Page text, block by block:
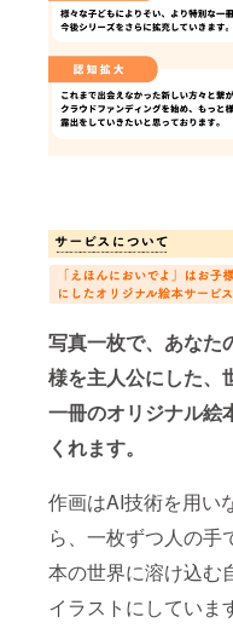
写真一枚で、あなた
様を主人公にした、
一冊のオリジナル絵
くれます。
作画はAI技術を用い
ら、一枚ずつ人の手
本の世界に溶け込む
イラストにしていま